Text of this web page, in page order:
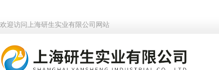
欢迎访问上海研生实业有限公司网站